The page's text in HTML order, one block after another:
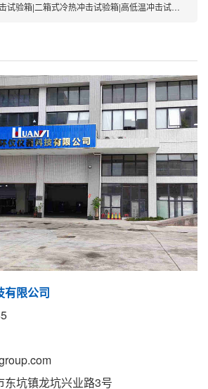
箱|二箱式冷热冲击试验箱|高低温冲击试验箱 型号：HYTW
有限公司
坑镇龙坑兴业路3号